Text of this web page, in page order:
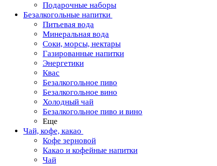
Подарочные наборы
Безалкогольные напитки
Питьевая вода
Минеральная вода
Соки, морсы, нектары
Газированные напитки
Энергетики
Квас
Безалкогольное пиво
Безалкогольное вино
Холодный чай
Безалкогольное пиво и вино
Еще
Чай, кофе, какао
Кофе зерновой
Какао и кофейные напитки
Чай